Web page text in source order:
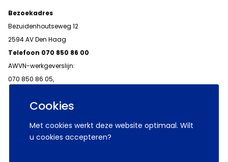
Cookies
Met cookies werkt deze website optimaal. Wilt
u cookies accepteren?
Bezoekadres
Bezuidenhoutseweg 12
2594 AV Den Haag
Telefoon 070 850 86 00
AWVN-werkgeverslijn:
070 850 86 05,
© 2026 AWVN